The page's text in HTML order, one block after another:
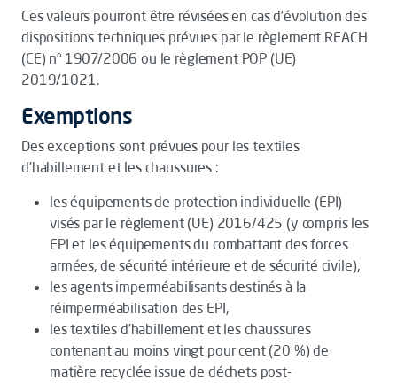
Ces valeurs pourront être révisées en cas d’évolution des
dispositions techniques prévues par le règlement REACH
(CE) n° 1907/2006 ou le règlement POP (UE)
2019/1021.
Exemptions
Des exceptions sont prévues pour les textiles
d’habillement et les chaussures :
les équipements de protection individuelle (EPI)
visés par le règlement (UE) 2016/425 (y compris les
EPI et les équipements du combattant des forces
armées, de sécurité intérieure et de sécurité civile),
les agents imperméabilisants destinés à la
réimperméabilisation des EPI,
les textiles d’habillement et les chaussures
contenant au moins vingt pour cent (20 %) de
matière recyclée issue de déchets post-